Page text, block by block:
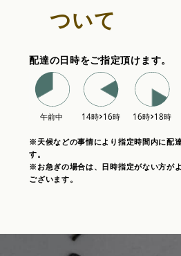
ついて
配達の日時をご指定頂けます。
※天候などの事情により指定時間内に配
す。
※お急ぎの場合は、日時指定がない方が
ございます。